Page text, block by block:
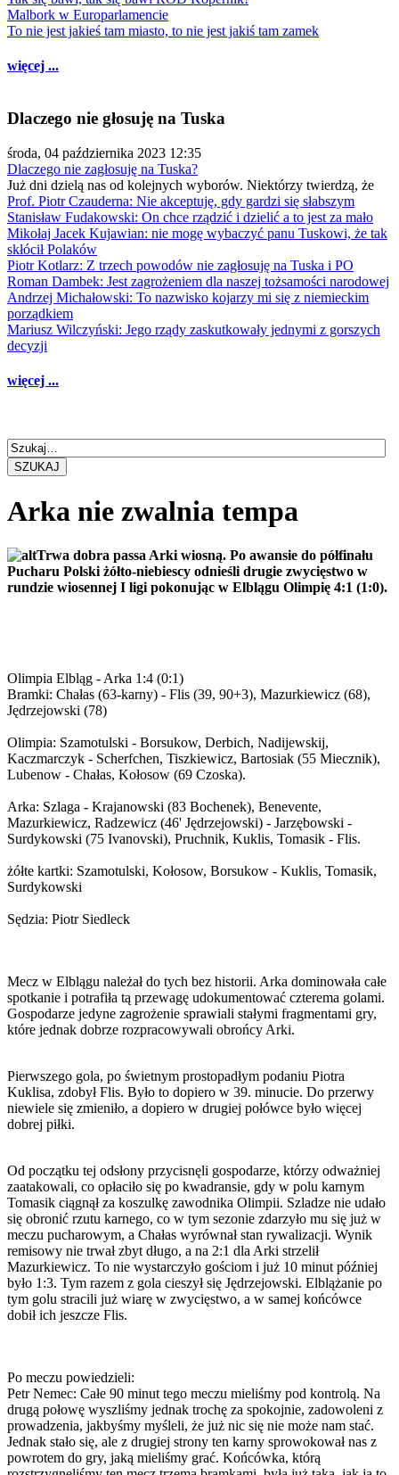
Malbork w Europarlamencie
To nie jest jakieś tam miasto, to nie jest jakiś tam zamek
więcej ...
Dlaczego nie głosuję na Tuska
środa, 04 października 2023 12:35
Dlaczego nie zagłosuję na Tuska?
Już dni dzielą nas od kolejnych wyborów. Niektórzy twierdzą, że
Prof. Piotr Czauderna: Nie akceptuję, gdy gardzi się słabszym
Stanisław Fudakowski: On chce rządzić i dzielić a to jest za mało
Mikołaj Jacek Kujawian: nie mogę wybaczyć panu Tuskowi, że tak
skłócił Polaków
Piotr Kotlarz: Z trzech powodów nie zagłosuję na Tuska i PO
Roman Dambek: Jest zagrożeniem dla naszej tożsamości narodowej
Andrzej Michałowski: To nazwisko kojarzy mi się z niemieckim
porządkiem
Mariusz Wilczyński: Jego rządy zaskutkowały jednymi z gorszych
decyzji
więcej ...
SZUKAJ
Arka nie zwalnia tempa
Trwa dobra passa Arki wiosną. Po awansie do półfinału
Pucharu Polski żółto-niebiescy odnieśli drugie zwycięstwo w
rundzie wiosennej I ligi pokonując w Elblągu Olimpię 4:1 (1:0).
Olimpia Elbląg - Arka 1:4 (0:1)
Bramki: Chałas (63-karny) - Flis (39, 90+3), Mazurkiewicz (68),
Jędrzejowski (78)
Olimpia: Szamotulski - Borsukow, Derbich, Nadijewskij,
Kaczmarczyk - Scherfchen, Tiszkiewicz, Bartosiak (55 Miecznik),
Lubenow - Chałas, Kołosow (69 Czoska).
Arka: Szlaga - Krajanowski (83 Bochenek), Benevente,
Mazurkiewicz, Radzewicz (46' Jędrzejowski) - Jarzębowski -
Surdykowski (75 Ivanovski), Pruchnik, Kuklis, Tomasik - Flis.
żółte kartki: Szamotulski, Kołosow, Borsukow - Kuklis, Tomasik,
Surdykowski
Sędzia: Piotr Siedleck
Mecz w Elblągu należał do tych bez historii. Arka dominowała całe
spotkanie i potrafiła tą przewagę udokumentować czterema golami.
Gospodarze jedyne zagrożenie sprawiali stałymi fragmentami gry,
które jednak dobrze rozpracowywali obrońcy Arki.
Pierwszego gola, po świetnym prostopadłym podaniu Piotra
Kuklisa, zdobył Flis. Było to dopiero w 39. minucie. Do przerwy
niewiele się zmieniło, a dopiero w drugiej połówce było więcej
dobrej piłki.
Od początku tej odsłony przycisnęli gospodarze, którzy odważniej
zaatakowali, co opłaciło się po kwadransie, gdy w polu karnym
Tomasik ciągnął za koszulkę zawodnika Olimpii. Szladze nie udało
się obronić rzutu karnego, co w tym sezonie zdarzyło mu się już w
meczu pucharowym, a Chałas wyrównał stan rywalizacji. Wynik
remisowy nie trwał zbyt długo, a na 2:1 dla Arki strzelił
Mazurkiewicz. To nie wystarczyło gościom i już 10 minut później
było 1:3. Tym razem z gola cieszył się Jędrzejowski. Elblążanie po
tym golu stracili już wiarę w zwycięstwo, a w samej końcówce
dobił ich jeszcze Flis.
Po meczu powiedzieli:
Petr Nemec: Całe 90 minut tego meczu mieliśmy pod kontrolą. Na
drugą połowę wyszliśmy jednak trochę za spokojnie, zadowoleni z
prowadzenia, jakbyśmy myśleli, że już nic się nie może nam stać.
Jednak stało się, ale z drugiej strony ten karny sprowokował nas z
powrotem do gry, jaką mieliśmy grać. Końcówka, którą